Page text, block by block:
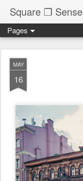
Square ❐ Sense
Pages
MAY
16